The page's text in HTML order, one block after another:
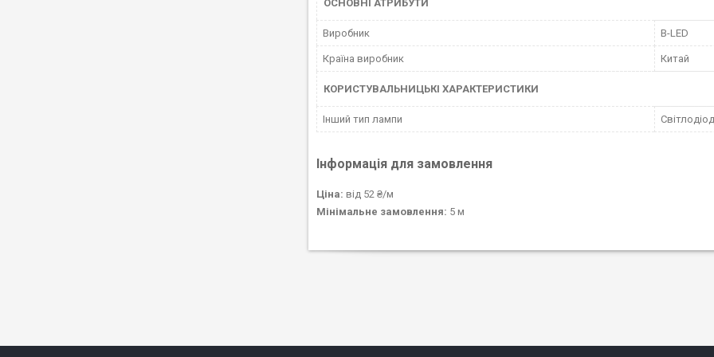
ОСНОВНІ АТРИБУТИ
Виробник B-LED
Країна виробник Китай
КОРИСТУВАЛЬНИЦЬКІ ХАРАКТЕРИСТИКИ
Інший тип лампи
Інформація для замовлення
Ціна: від 52 ₴/м
Мінімальне замовлення: 5 м